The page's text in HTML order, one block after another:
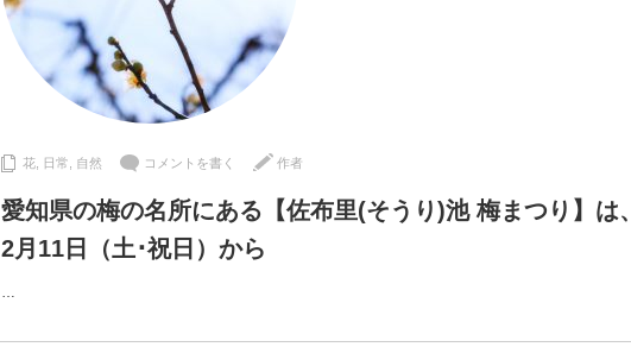
花 日常 自然 コメントを書く 作者
愛知県の梅の名所にある【佐布里(そうり)池 梅まつり】は、
2月11日（土･祝日）から
…